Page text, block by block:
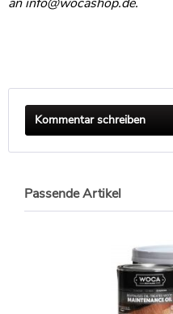
Kommentar schreiben
Passende Artikel